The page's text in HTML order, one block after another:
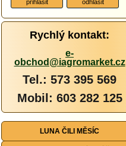
Rychlý kontakt:
e-
obchod@iagromarket.cz
Tel.: 573 395 569
Mobil: 603 282 125
LUNA ČILI MĚSÍC